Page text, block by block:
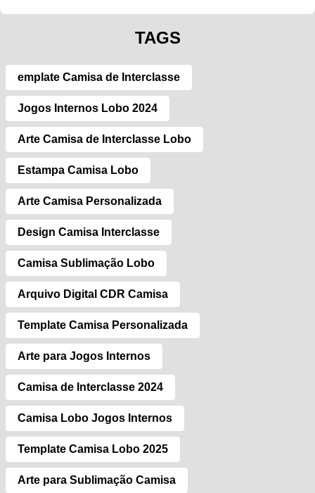
TAGS
emplate Camisa de Interclasse
Jogos Internos Lobo 2024
Arte Camisa de Interclasse Lobo
Estampa Camisa Lobo
Arte Camisa Personalizada
Design Camisa Interclasse
Camisa Sublimação Lobo
Arquivo Digital CDR Camisa
Template Camisa Personalizada
Arte para Jogos Internos
Camisa de Interclasse 2024
Camisa Lobo Jogos Internos
Template Camisa Lobo 2025
Arte para Sublimação Camisa